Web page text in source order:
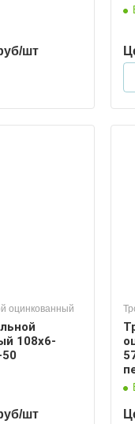
шт
оцинкованный
108х6-
шт